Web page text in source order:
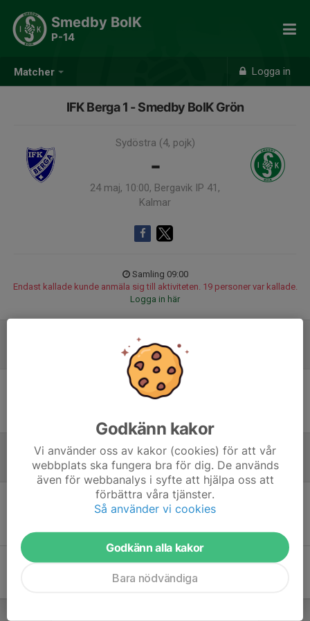
Matcher Logga in
Smedby BoIK
P-14
IFK Berga 1 - Smedby BoIK Grön
Sydöstra (4, pojk)
-
24 maj, 10:00, Bergavik IP 41,
Kalmar
Samling 09:00
Endast kallade kunde anmäla sig till aktiviteten. 19 personer var kallade.
Logga in här
Ingen uppställning ifylld
Referat
Inget referat skrivet
Godkänn kakor
Vi använder oss av kakor (cookies) för att vår
webbplats ska fungera bra för dig. De används
även för webbanalys i syfte att hjälpa oss att
förbättra våra tjänster.
Så använder vi cookies
Godkänn alla kakor
Bara nödvändiga